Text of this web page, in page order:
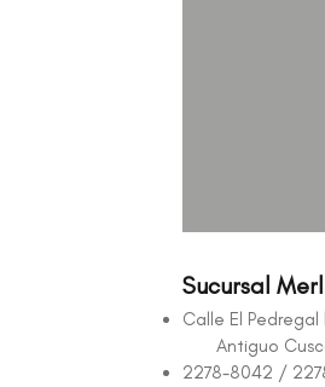
Sucursal
Calle El Pedregal
Antiguo
2278-8042 /